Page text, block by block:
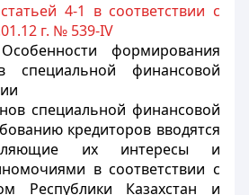
4-1 в соответствии с
г. № 539-IV
формирования
специальной финансовой
специальной финансовой
кредиторов вводятся
их интересы и
в соответствии с
Республики Казахстан и